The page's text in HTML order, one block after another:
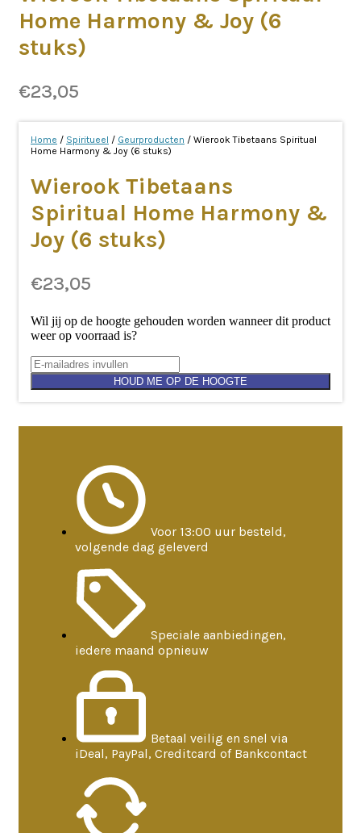
Home Harmony & Joy (6
stuks)
€23,05
Home / Spiritueel / Geurproducten / Wierook Tibetaans Spiritual
Home Harmony & Joy (6 stuks)
Wierook Tibetaans
Spiritual Home Harmony &
Joy (6 stuks)
€23,05
Wil jij op de hoogte gehouden worden wanneer dit product
weer op voorraad is?
HOUD ME OP DE HOOGTE
Voor 13:00 uur besteld,
volgende dag geleverd
Speciale aanbiedingen,
iedere maand opnieuw
Betaal veilig en snel via
iDeal, PayPal, Creditcard of Bankcontact